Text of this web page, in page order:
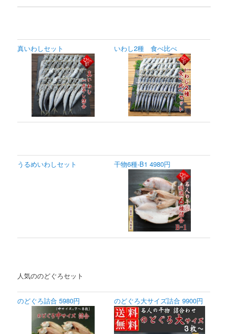
真いわしセット いわし2種 食べ比べ
うるめいわしセット 干物6種-B1 4980円
人気ののどぐろセット
のどぐろ詰合 5980円 のどぐろ大サイズ詰合 9900円